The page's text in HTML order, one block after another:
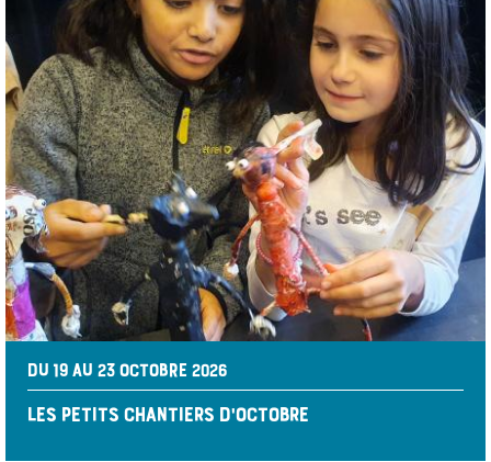
DU 19 AU 23 OCTOBRE 2026
LES PETITS CHANTIERS D'OCTOBRE